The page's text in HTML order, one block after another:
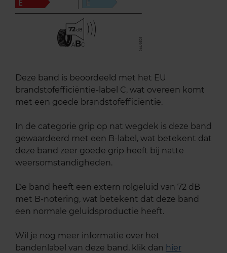
72
ABC
Deze band is beoordeeld met het EU
brandstofefficiëntie-label C, wat overeen komt
met een goede brandstofefficiëntie.
In de categorie grip op nat wegdek is deze band
gewaardeerd met een B-label, wat betekent dat
deze band zeer goede grip heeft bij natte
weersomstandigheden.
De band heeft een extern rolgeluid van 72 dB
met B-notering, wat betekent dat deze band
een normale geluidsproductie heeft.
Wil je nog meer informatie over het
bandenlabel van deze band, klik dan hier